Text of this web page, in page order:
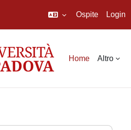
Ospite Login
Home Altro